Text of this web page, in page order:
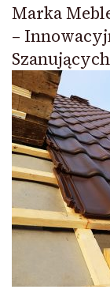
Marka
–